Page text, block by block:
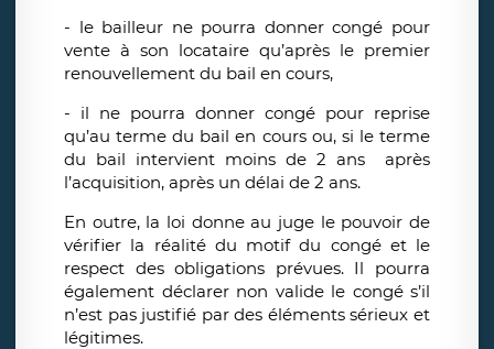
- le bailleur ne pourra donner congé pour
vente à son locataire qu’après le premier
renouvellement du bail en cours,
- il ne pourra donner congé pour reprise
qu’au terme du bail en cours ou, si le terme
du bail intervient moins de 2 ans après
l’acquisition, après un délai de 2 ans.
En outre, la loi donne au juge le pouvoir de
vérifier la réalité du motif du congé et le
respect des obligations prévues. Il pourra
également déclarer non valide le congé s’il
n’est pas justifié par des éléments sérieux et
légitimes.